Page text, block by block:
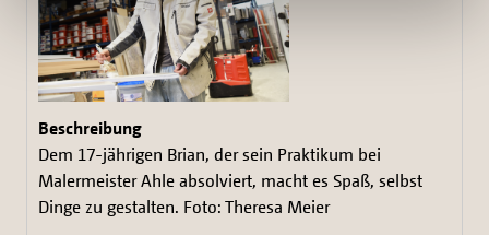
Dem 17-jährigen Brian, der sein Praktikum bei
Malermeister Ahle absolviert, macht es Spaß, selbst
Dinge zu gestalten. Foto: Theresa Meier